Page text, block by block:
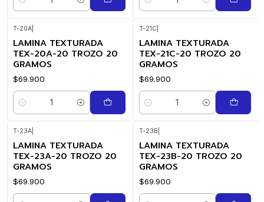
Cantidad Cantidad
T-20A
LAMINA TEXTURADA
TEX-20A-20 TROZO 20
GRAMOS
$69.900
Cantidad
T-21C|
LAMINA TEXTURADA
TEX-21C-20 TROZO 20
GRAMOS
$69.900
Cantidad
T-23A
LAMINA TEXTURADA
TEX-23A-20 TROZO 20
GRAMOS
$69.900
T-23B
LAMINA TEXTURADA
TEX-23B-20 TROZO 20
GRAMOS
$69.900